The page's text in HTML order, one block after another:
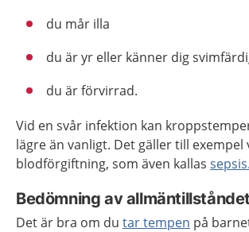
du mår illa
du är yr eller känner dig
du är förvirrad.
Vid en svår infektion kan
lägre än vanligt. Det gäller till exempel
blodförgiftning, som även kallas sepsis.
Bedömning av
Det är bra om du tar tempen på